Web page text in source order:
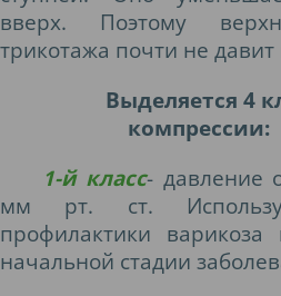
вверх. Поэтому
трикотажа почти не давит
Выделяется 4
компрессии:
1-й класс- давление
мм рт. ст.
профилактики
начальной стадии